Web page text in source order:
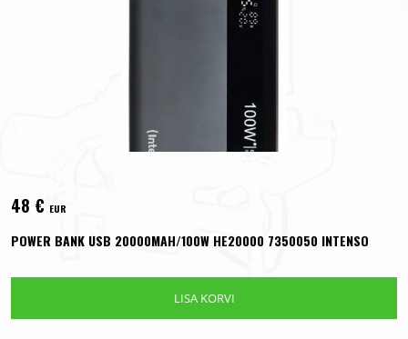
48 € EUR
POWER BANK USB 20000MAH/100W HE20000 7350050 INTENSO
LISA KORVI